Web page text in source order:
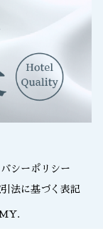
シーポリシー
法に基づく表記